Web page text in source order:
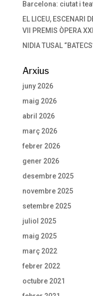
Barcelona: ciutat i
EL LICEU, ESCENARI
VII PREMIS ÒPERA XXI
NIDIA TUSAL
Arxius
juny 2026
maig 2026
abril 2026
març 2026
febrer 2026
gener 2026
desembre 2025
novembre 2025
setembre 2025
juliol 2025
maig 2025
març 2022
febrer 2022
octubre 2021